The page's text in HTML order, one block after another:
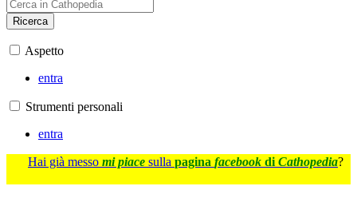
Ricerca
Aspetto
entra
Strumenti personali
entra
Hai già messo mi piace sulla pagina facebook di Cathopedia?